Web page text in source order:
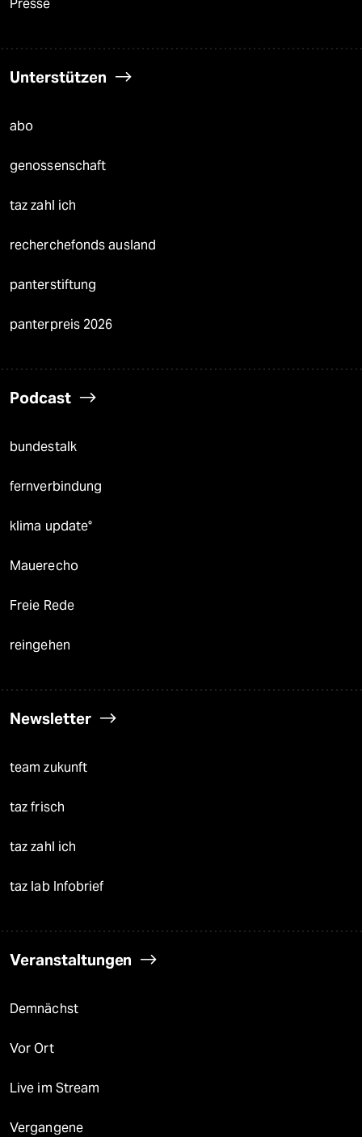
Presse
Unterstützen
abo
genossenschaft
taz zahl ich
recherchefonds ausland
panterstiftung
panterpreis 2026
Podcast
bundestalk
fernverbindung
klima update°
Mauerecho
Freie Rede
reingehen
Newsletter
team zukunft
taz frisch
taz zahl ich
taz lab Infobrief
Veranstaltungen
Demnächst
Vor Ort
Live im Stream
Vergangene